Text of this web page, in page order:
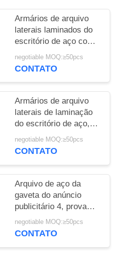
Armários de arquivo
laterais laminados do
escritório de aço com
projeto moderno de 4
gavetas
negotiable MOQ:≥50pcs
CONTATO
Armários de arquivo
laterais de laminação
do escritório de aço,
armário de arquivo de
aço de 3 gavetas
negotiable MOQ:≥50pcs
CONTATO
Arquivo de aço da
gaveta do anúncio
publicitário 4, prova
lateral da poeira dos
armários de
negotiable MOQ:≥50pcs
CONTATO